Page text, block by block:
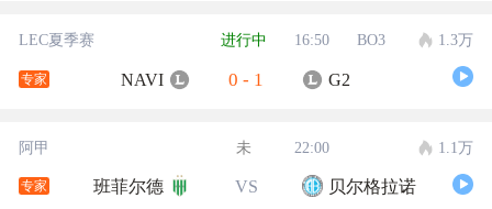
LEC夏季赛 进行中 16:50 BO3 1.3万
专家 NAVI 0 - 1 G2
阿甲 未 22:00 1.1万
专家 班菲尔德 VS 贝尔格拉诺